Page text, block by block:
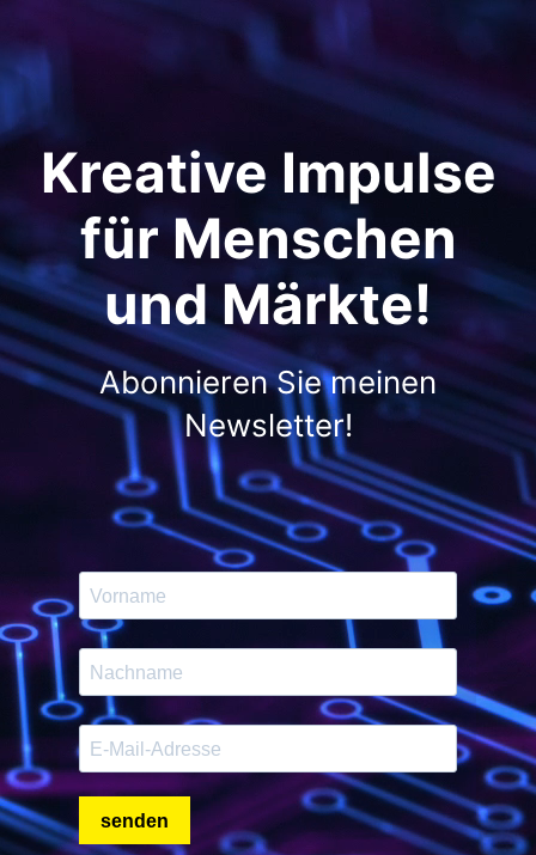
Kreative Impulse
für Menschen
und Märkte!
Abonnieren Sie meinen
Newsletter!